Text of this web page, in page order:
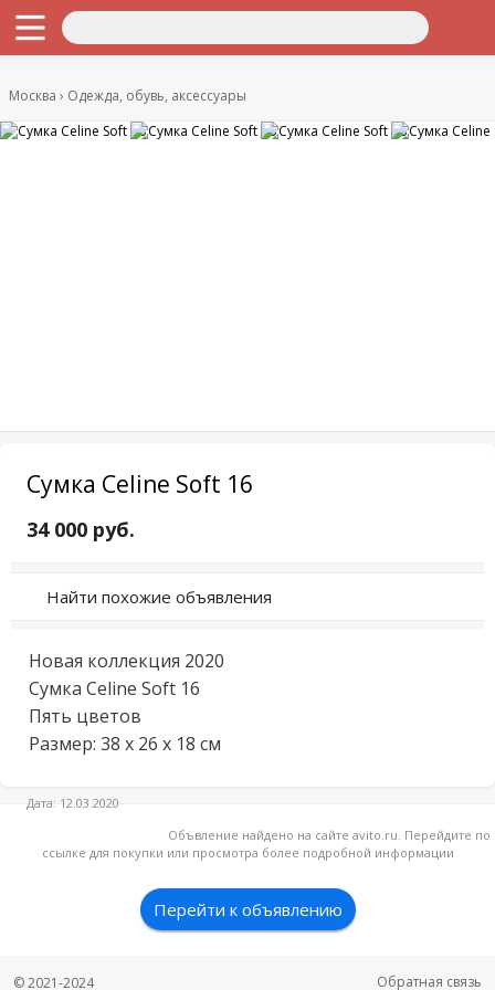
Москва Одежда, обувь, аксессуары
Сумка Celine Soft 16
34 000 руб.
Найти похожие объявления
Новая коллекция 2020
Сумка Celine Soft 16
Пять цветов
Размер: 38 х 26 х 18 см
Дата: 12.03.2020
Объвление найдено на сайте avito.ru. Перейдите по
ссылке для покупки или просмотра более подробной информации
Перейти к объявлению
© 2021-2024 Обратная связь